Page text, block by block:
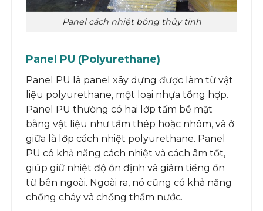
Panel cách nhiệt bông thủy tinh
Panel PU (Polyurethane)
Panel PU là panel xây dựng được làm từ vật
liệu polyurethane, một loại nhựa tổng hợp.
Panel PU thường có hai lớp tấm bề mặt
bằng vật liệu như tấm thép hoặc nhôm, và ở
giữa là lớp cách nhiệt polyurethane. Panel
PU có khả năng cách nhiệt và cách âm tốt,
giúp giữ nhiệt độ ổn định và giảm tiếng ồn
từ bên ngoài. Ngoài ra, nó cũng có khả năng
chống cháy và chống thấm nước.